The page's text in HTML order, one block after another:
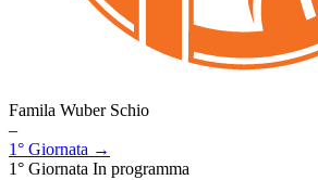
Famila Wuber Schio
–
1° Giornata →
1° Giornata In programma